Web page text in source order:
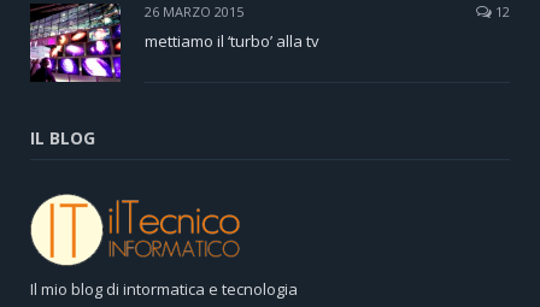
26 MARZO 2015 12
mettiamo il ‘turbo’ alla tv
IL BLOG
Il mio blog di intormatica e tecnologia